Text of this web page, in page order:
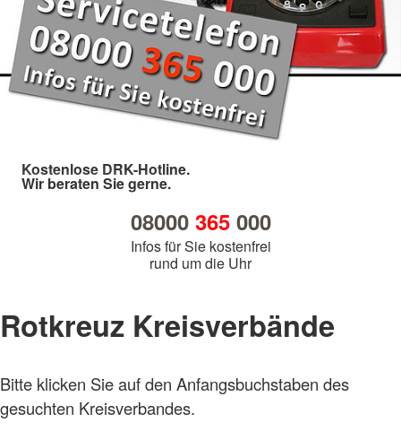
Kostenlose DRK-Hotline.
Wir beraten Sie gerne.
08000 365000
Infos für Sie kostenfrei
rund um die Uhr
Rotkreuz Kreisverbände
Bitte klicken Sie auf den Anfangsbuchstaben des
gesuchten Kreisverbandes.